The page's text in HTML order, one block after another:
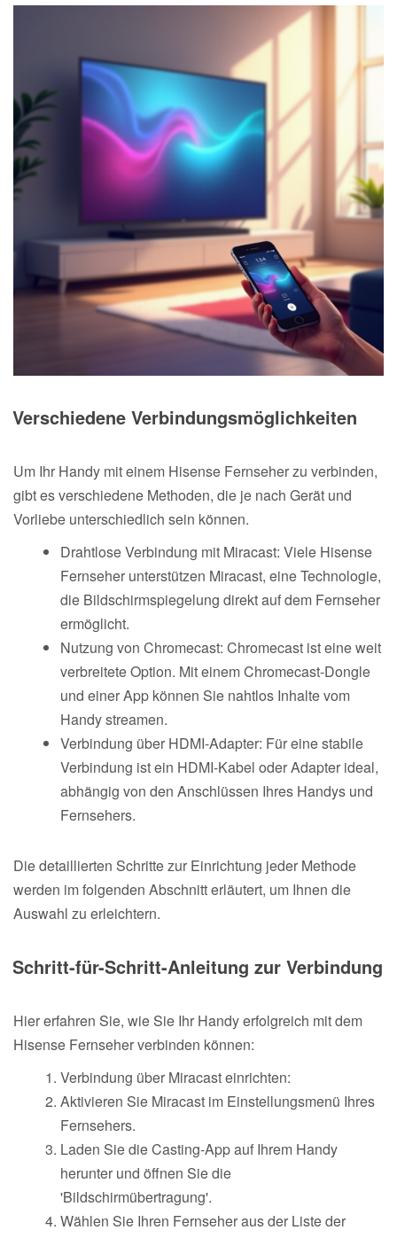
Verschiedene Verbindungsmöglichkeiten
Um Ihr Handy mit einem Hisense Fernseher zu verbinden,
gibt es verschiedene Methoden, die je nach Gerät und
Vorliebe unterschiedlich sein können.
Drahtlose Verbindung mit Miracast: Viele Hisense
Fernseher unterstützen Miracast, eine Technologie,
die Bildschirmspiegelung direkt auf dem Fernseher
ermöglicht.
Nutzung von Chromecast: Chromecast ist eine weit
verbreitete Option. Mit einem Chromecast-Dongle
und einer App können Sie nahtlos Inhalte vom
Handy streamen.
Verbindung über HDMI-Adapter: Für eine stabile
Verbindung ist ein HDMI-Kabel oder Adapter ideal,
abhängig von den Anschlüssen Ihres Handys und
Fernsehers.
Die detaillierten Schritte zur Einrichtung jeder Methode
werden im folgenden Abschnitt erläutert, um Ihnen die
Auswahl zu erleichtern.
Schritt-für-Schritt-Anleitung zur Verbindung
Hier erfahren Sie, wie Sie Ihr Handy erfolgreich mit dem
Hisense Fernseher verbinden können:
Verbindung über Miracast einrichten:
Aktivieren Sie Miracast im Einstellungsmenü Ihres
Fernsehers.
Laden Sie die Casting-App auf Ihrem Handy
herunter und öffnen Sie die
'Bildschirmübertragung'.
Wählen Sie Ihren Fernseher aus der Liste der